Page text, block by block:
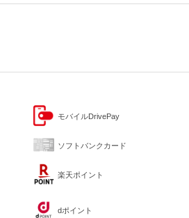
モバイルDrivePay
ソフトバンクカード
楽天ポイント
dポイント